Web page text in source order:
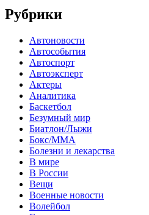
Рубрики
Автоновости
Автособытия
Автоспорт
Автоэксперт
Актеры
Аналитика
Баскетбол
Безумный мир
Биатлон/Лыжи
Бокс/MMA
Болезни и лекарства
В мире
В России
Вещи
Военные новости
Волейбол